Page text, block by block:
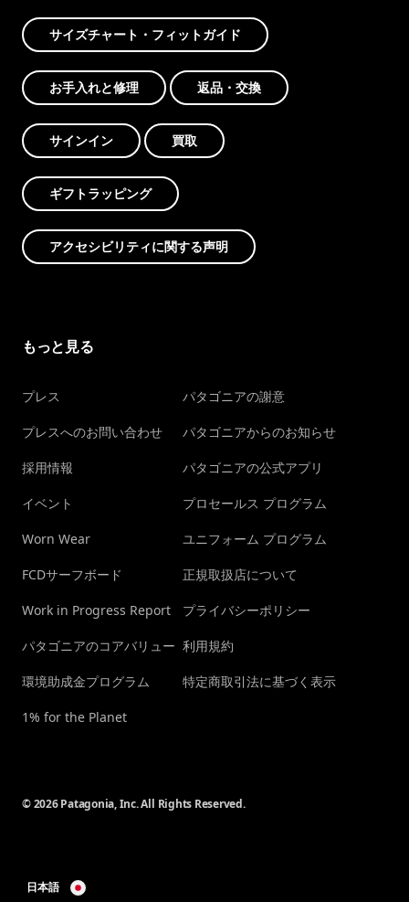
サイズチャート・フィットガイド
お手入れと修理 返品・交換
サインイン 買取
ギフトラッピング
アクセシビリティに関する声明
もっと見る
プレス
プレスへのお問い合わせ
採用情報
イベント
Worn Wear
FCDサーフボード
Work in Progress Report
パタゴニアのコアバリュー
環境助成金プログラム
1% for the Planet
パタゴニアの謝意
パタゴニアからのお知らせ
パタゴニアの公式アプリ
プロセールス プログラム
ユニフォーム プログラム
正規取扱店について
プライバシーポリシー
利用規約
特定商取引法に基づく表示
© 2026 Patagonia, Inc. All Rights Reserved.
日本語